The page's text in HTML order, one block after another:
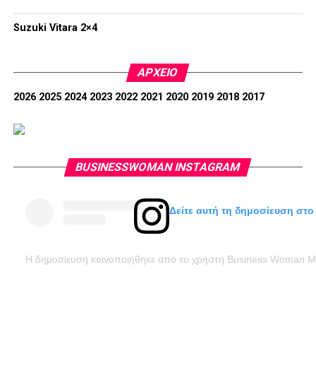
Suzuki Vitara 2×4
ΑΡΧΕΊΟ
2026 2025 2024 2023 2022 2021 2020 2019 2018 2017
BUSINESSWOMAN INSTAGRAM
Δείτε αυτή τη δημοσίευση
Η δημοσίευση κοινοποιήθηκε από το χρήστη Business Woman